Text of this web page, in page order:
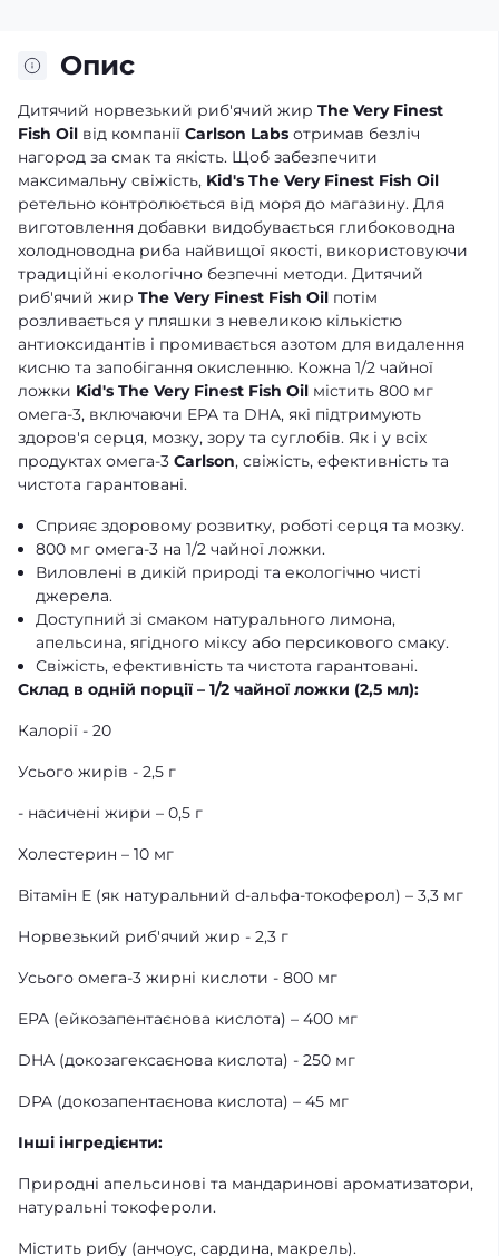
Опис
Дитячий норвезький риб'ячий жир The Very Finest
Fish Oil від компанії Carlson Labs отримав безліч
нагород за смак та якість. Щоб забезпечити
максимальну свіжість, Kid's The Very Finest Fish Oil
ретельно контролюється від моря до магазину. Для
виготовлення добавки видобувається глибоководна
холодноводна риба найвищої якості, використовуючи
традиційні екологічно безпечні методи. Дитячий
риб'ячий жир The Very Finest Fish Oil потім
розливається у пляшки з невеликою кількістю
антиоксидантів і промивається азотом для видалення
кисню та запобігання окисленню. Кожна 1/2 чайної
ложки Kid's The Very Finest Fish Oil містить 800 мг
омега-3, включаючи EPA та DHA, які підтримують
здоров'я серця, мозку, зору та суглобів. Як і у всіх
продуктах омега-3 Carlson, свіжість, ефективність та
чистота гарантовані.
Сприяє здоровому розвитку, роботі серця та мозку.
800 мг омега-3 на 1/2 чайної ложки.
Виловлені в дикій природі та екологічно чисті
джерела.
Доступний зі смаком натурального лимона,
апельсина, ягідного міксу або персикового смаку.
Свіжість, ефективність та чистота гарантовані.
Склад в одній порції – 1/2 чайної ложки (2,5 мл):
Калорії - 20
Усього жирів - 2,5 г
- насичені жири – 0,5 г
Холестерин – 10 мг
Вітамін Е (як натуральний d-альфа-токоферол) – 3,3 мг
Норвезький риб'ячий жир - 2,3 г
Усього омега-3 жирні кислоти - 800 мг
EPA (ейкозапентаєнова кислота) – 400 мг
DHA (докозагексаєнова кислота) - 250 мг
DPA (докозапентаєнова кислота) – 45 мг
Інші інгредієнти:
Природні апельсинові та мандаринові ароматизатори,
натуральні токофероли.
Містить рибу (анчоус, сардина, макрель).